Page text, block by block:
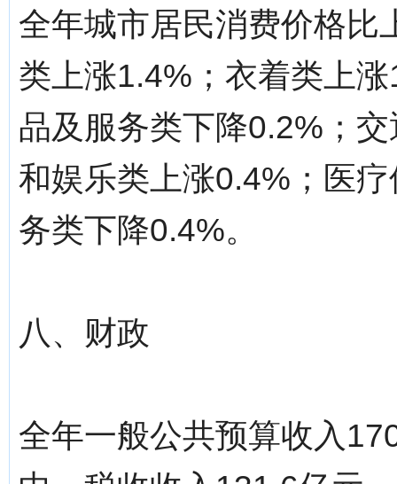
全年城市居民消费价格比
类上涨1.4%；衣着类上
品及服务类下降0.2%；
和娱乐类上涨0.4%；医
务类下降0.4%。
八、财政
全年一般公共预算收入